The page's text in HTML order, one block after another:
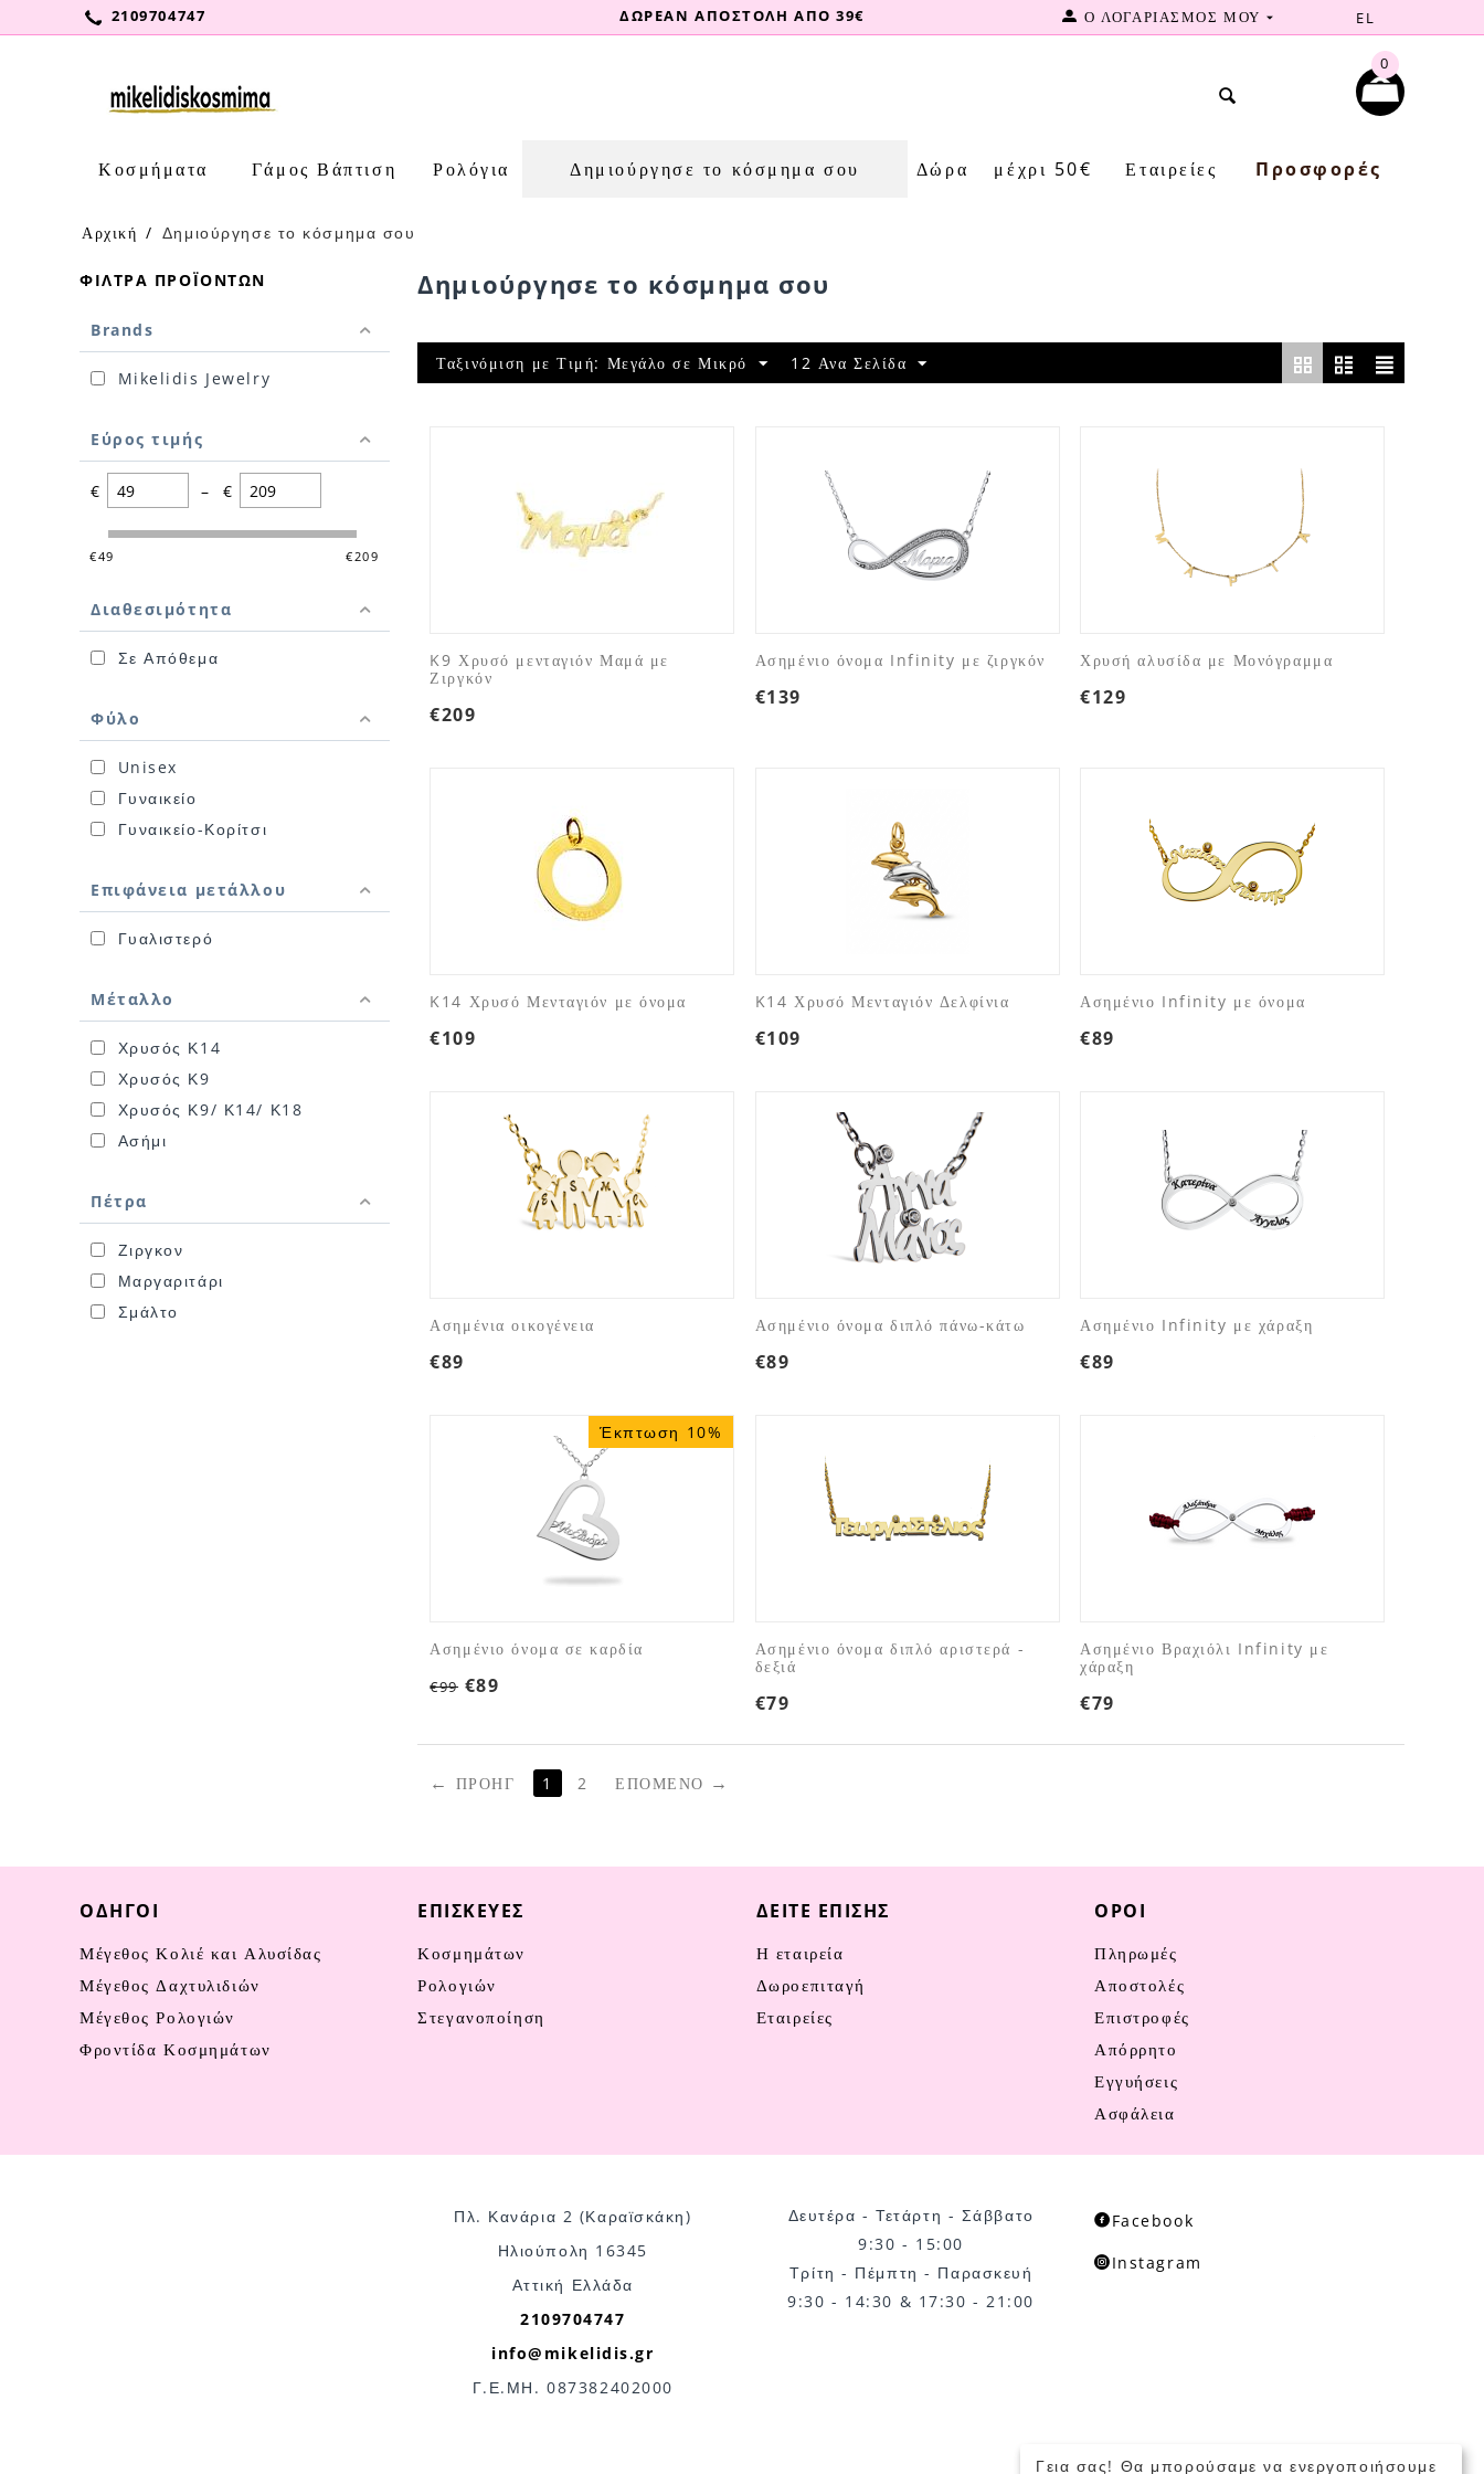
2109704747 ΔΩΡΕΑΝ ΑΠΟΣΤΟΛΗ ΑΠΟ 39€ Ο ΛΟΓΑΡΙΑΣΜΟΣ ΜΟΥ EL
0
Κοσμήματα Γάμος Βάπτιση Ρολόγια Δημιούργησε το κόσμημα σου Δώρα μέχρι 50€ Εταιρείες Προσφορές
Αρχική / Δημιούργησε το κόσμημα σου
ΦΊΛΤΡΑ ΠΡΟΪΌΝΤΩΝ
Brands
Mikelidis Jewelry
Εύρος τιμής
€ – €
‎€49 ‎€209
Διαθεσιμότητα
Σε Απόθεμα
Φύλο
Unisex
Γυναικείο
Γυναικείο-Κορίτσι
Επιφάνεια μετάλλου
Γυαλιστερό
Μέταλλο
Χρυσός Κ14
Χρυσός Κ9
Χρυσός Κ9/ Κ14/ Κ18
Ασήμι
Πέτρα
Ζιργκον
Μαργαριτάρι
Σμάλτο
Δημιούργησε το κόσμημα σου
Ταξινόμιση με Τιμή: Μεγάλο σε Μικρό 12 Ανα Σελίδα
K9 Χρυσό μενταγιόν Μαμά με
Ζιργκόν
€209
Ασημένιο όνομα Infinity με ζιργκόν
€139
Χρυσή αλυσίδα με Μονόγραμμα
€129
K14 Χρυσό Μενταγιόν με όνομα
€109
K14 Χρυσό Μενταγιόν Δελφίνια
€109
Ασημένιο Infinity με όνομα
€89
Ασημένια οικογένεια
€89
Ασημένιο όνομα διπλό πάνω-κάτω
€89
Ασημένιο Infinity με χάραξη
€89
Έκπτωση 10%
Ασημένιο όνομα σε καρδία
€99 €89
Ασημένιο όνομα διπλό αριστερά -
δεξιά
€79
Ασημένιο Βραχιόλι Infinity με
χάραξη
€79
ΠΡΟΗΓ 1 2 ΕΠΌΜΕΝΟ
ΟΔΗΓΟΊ
Μέγεθος Κολιέ και Αλυσίδας
Μέγεθος Δαχτυλιδιών
Μέγεθος Ρολογιών
Φροντίδα Κοσμημάτων
ΕΠΙΣΚΕΥΈΣ
Κοσμημάτων
Ρολογιών
Στεγανοποίηση
ΔΕΊΤΕ ΕΠΊΣΗΣ
Η εταιρεία
Δωροεπιταγή
Εταιρείες
ΌΡΟΙ
Πληρωμές
Αποστολές
Επιστροφές
Απόρρητο
Εγγυήσεις
Ασφάλεια
Πλ. Κανάρια 2 (Καραϊσκάκη)
Ηλιούπολη 16345
Αττική Ελλάδα
2109704747
info@mikelidis.gr
Γ.Ε.ΜΗ. 087382402000
Δευτέρα - Τετάρτη - Σάββατο
9:30 - 15:00
Τρίτη - Πέμπτη - Παρασκευή
9:30 - 14:30 & 17:30 - 21:00
Facebook
Instagram
Γεια σας! Θα μπορούσαμε να ενεργοποιήσουμε